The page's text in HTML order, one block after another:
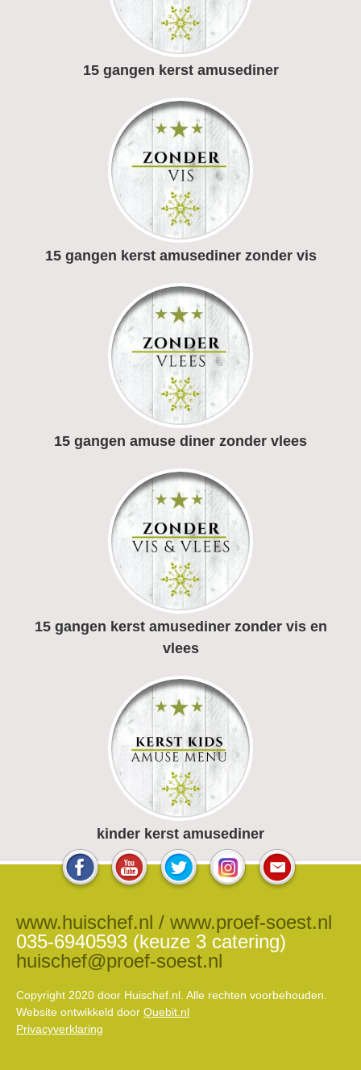
15 gangen kerst amusediner
15 gangen kerst amusediner zonder vis
15 gangen amuse diner zonder vlees
15 gangen kerst amusediner zonder vis en
vlees
kinder kerst amusediner
www.huischef.nl / www.proef-soest.nl
035-6940593 (keuze 3 catering)
huischef@proef-soest.nl
Copyright 2020 door Huischef.nl. Alle rechten voorbehouden.
Website ontwikkeld door Quebit.nl
Privacyverklaring